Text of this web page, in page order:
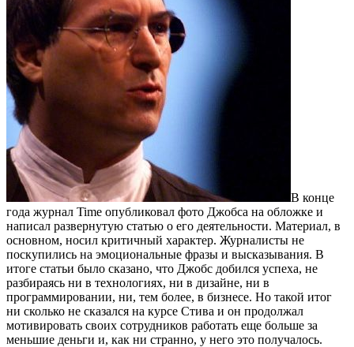
В конце
года журнал Time опубликовал фото Джобса на обложке и
написал развернутую статью о его деятельности. Материал, в
основном, носил критичный характер. Журналисты не
поскупились на эмоциональные фразы и высказывания. В
итоге статьи было сказано, что Джобс добился успеха, не
разбираясь ни в технологиях, ни в дизайне, ни в
программировании, ни, тем более, в бизнесе. Но такой итог
ни сколько не сказался на курсе Стива и он продолжал
мотивировать своих сотрудников работать еще больше за
меньшие деньги и, как ни странно, у него это получалось.